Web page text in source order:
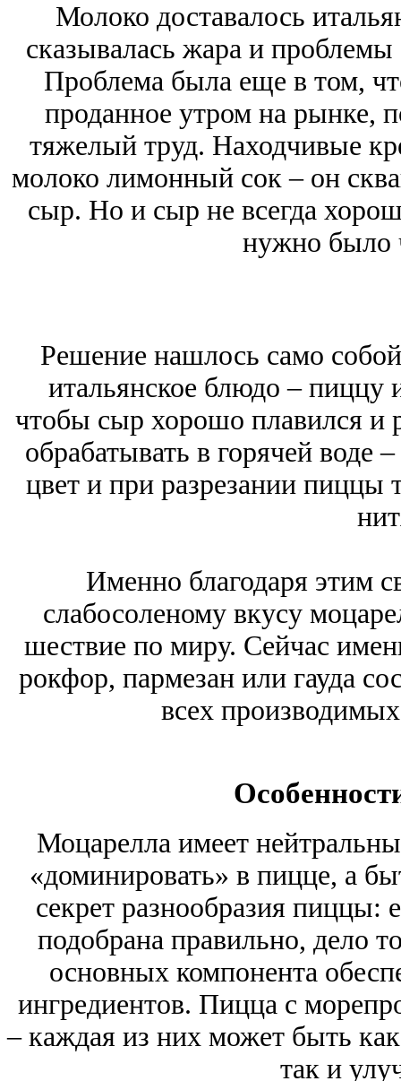
Молоко доставалось
сказывалась жара и
Проблема была еще в том,
проданное утром на рынке,
тяжелый труд. Находчивые
молоко лимонный сок – он
сыр. Но и сыр не всегда
нужно было
Решение нашлось само
итальянское блюдо – пиццу
чтобы сыр хорошо плавился и
обрабатывать в горячей воде
цвет и при разрезании
Именно благодаря этим
слабосоленому вкусу
шествие по миру. Сейчас
рокфор, пармезан или гауда
всех
Моцарелла имеет
«доминировать» в пицце, а
секрет разнообразия пиццы:
подобрана правильно, дело
основных компонента
ингредиентов. Пицца с
– каждая из них может быть
так и